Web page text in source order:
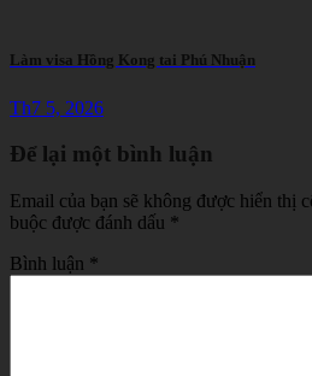
Làm visa Hồng Kong tai Phú Nhuận
Th7 5, 2026
Để lại một bình luận
Email của bạn sẽ không được hiển thị
buộc được đánh dấu *
Bình luận *